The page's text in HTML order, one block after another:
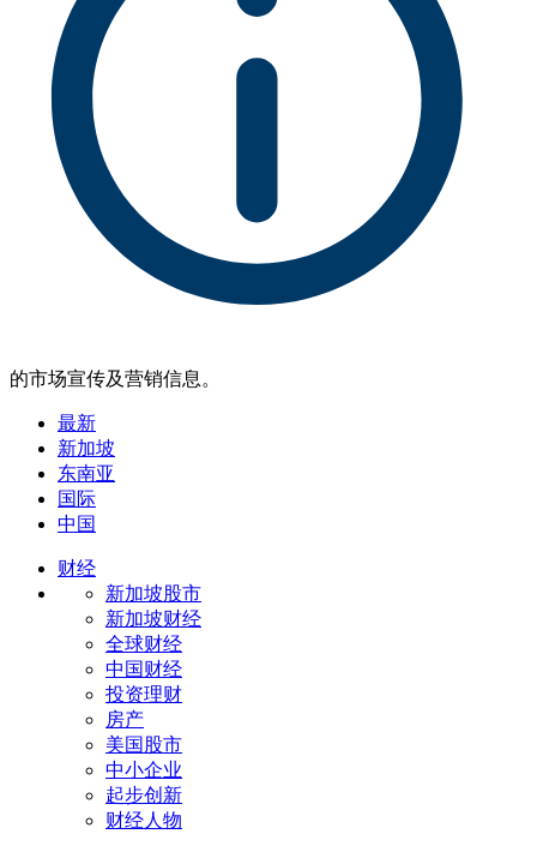
的市场宣传及营销信息。
最新
新加坡
东南亚
国际
中国
财经
新加坡股市
新加坡财经
全球财经
中国财经
投资理财
房产
美国股市
中小企业
起步创新
财经人物